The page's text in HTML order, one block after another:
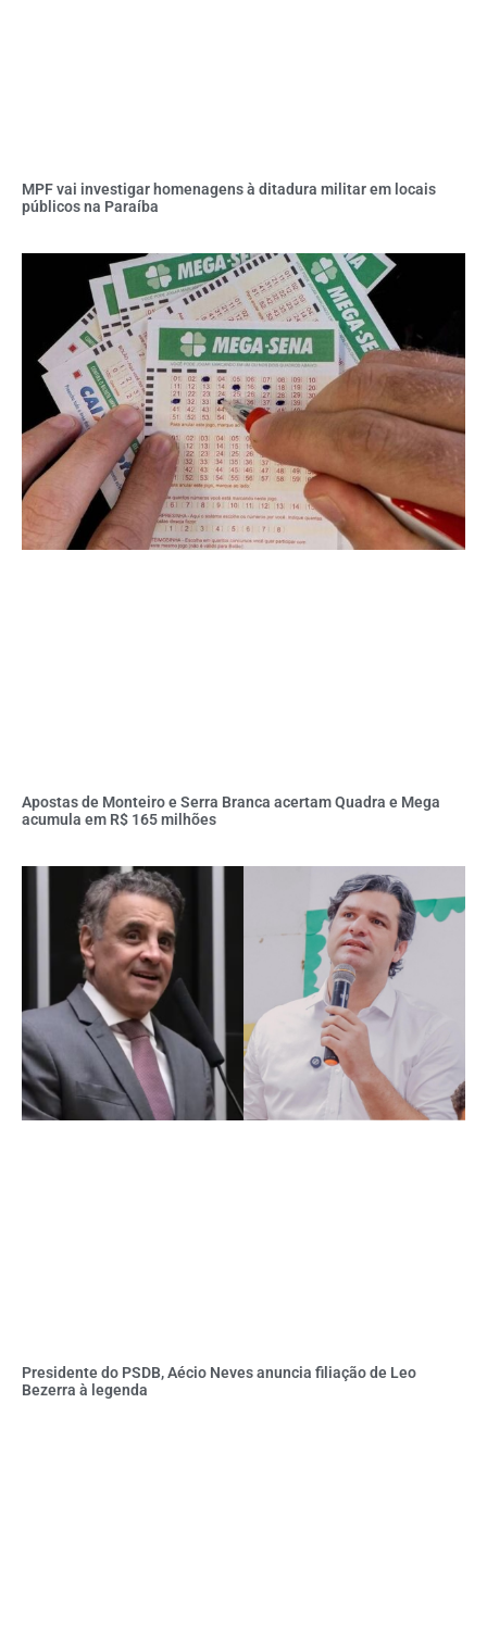
MPF vai investigar homenagens à ditadura militar em locais
públicos na Paraíba
Apostas de Monteiro e Serra Branca acertam Quadra e Mega
acumula em R$ 165 milhões
Presidente do PSDB, Aécio Neves anuncia filiação de Leo
Bezerra à legenda